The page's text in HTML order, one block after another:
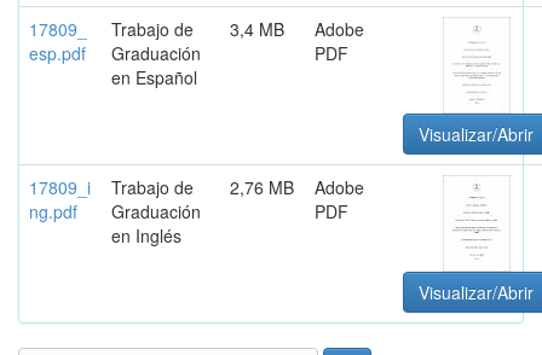
17809_
esp.pdf
Trabajo de
Graduación
en Español
3,4 MB
Adobe
PDF
Visualizar/Abrir
17809_i
ng.pdf
Trabajo de
Graduación
en Inglés
2,76 MB
Adobe
PDF
Visualizar/Abrir